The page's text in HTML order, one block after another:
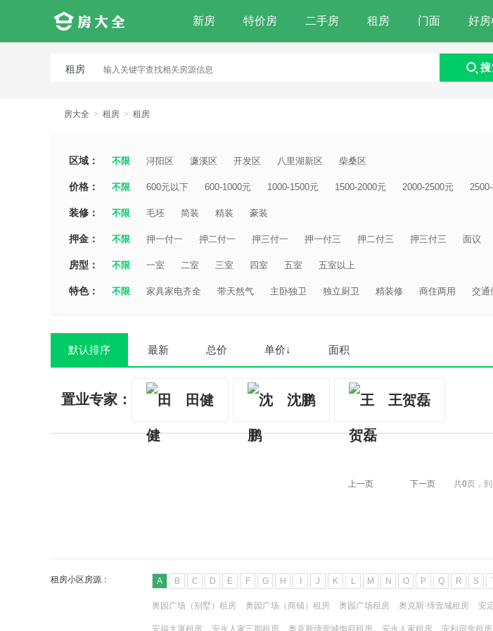
新房 特价房 二手房 租房 门面 好房
租房
房大全 > 租房 > 租房
区域： 不限 浔阳区 濂溪区 开发区 八里湖新区 柴桑区
价格： 不限 600元以下 600-1000元 1000-1500元 1500-2000元 2000-2500元
装修： 不限 毛坯 简装 精装 豪装
押金： 不限 押一付一 押二付一 押三付一 押一付三 押二付三 押三付三 面议
房型： 不限 一室 二室 三室 四室 五室 五室以上
特色： 不限 家具家电齐全 带天然气 主卧独卫 独立厨卫 精装修 商住两用 交通
默认排序 最新 总价 单价↓ 面积
置业专家： 田健 沈鹏 王贺磊
上一页 下一页 共0页，
租房小区房源： A B C D E F G H J K L M N O P Q R S
奥园广场（别墅）租房 奥园广场（商铺）租房 奥园广场租房 奥克斯·缔壹城租房 安
安福大厦租房 安永人家三期租房 奥克斯缔壹城御府租房 安永人家租房 安利宿舍租房